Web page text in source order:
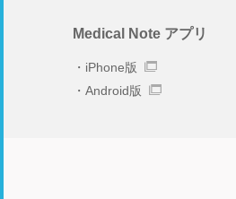
Medical Note アプリ
iPhone版
Android版